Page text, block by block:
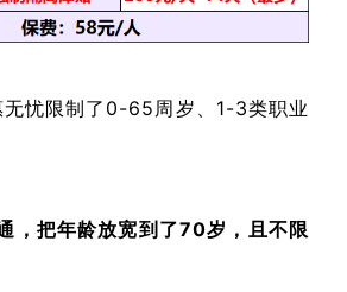
无忧限制了0-65周岁、1-3类职业
，把年龄放宽到了70岁，且不限